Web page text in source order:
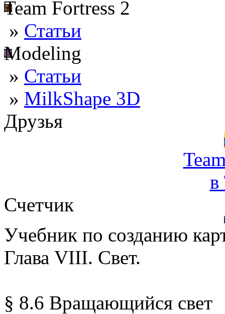
Team Fortress 2
» Статьи
Modeling
» Статьи
» MilkShape 3D
Друзья
в
Счетчик
Учебник по созданию
Глава VIII. Свет.
§ 8.6 Вращающийся свет